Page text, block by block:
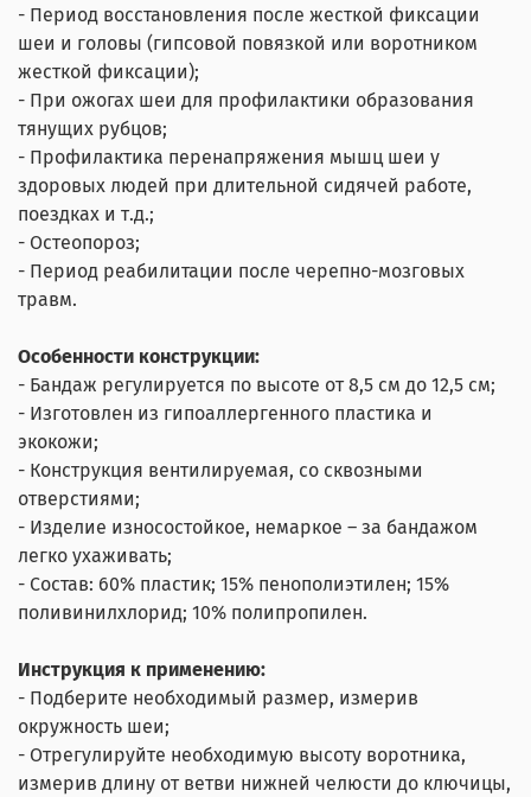
- Период восстановления после жесткой фиксации
шеи и головы (гипсовой повязкой или воротником
жесткой фиксации);
- При ожогах шеи для профилактики образования
тянущих рубцов;
- Профилактика перенапряжения мышц шеи у
здоровых людей при длительной сидячей работе,
поездках и т.д.;
- Остеопороз;
- Период реабилитации после черепно-мозговых
травм.
Особенности конструкции:
- Бандаж регулируется по высоте от 8,5 см до 12,5 см;
- Изготовлен из гипоаллергенного пластика и
экокожи;
- Конструкция вентилируемая, со сквозными
отверстиями;
- Изделие износостойкое, немаркое – за бандажом
легко ухаживать;
- Состав: 60% пластик; 15% пенополиэтилен; 15%
поливинилхлорид; 10% полипропилен.
Инструкция к применению:
- Подберите необходимый размер, измерив
окружность шеи;
- Отрегулируйте необходимую высоту воротника,
измерив длину от ветви нижней челюсти до ключицы,